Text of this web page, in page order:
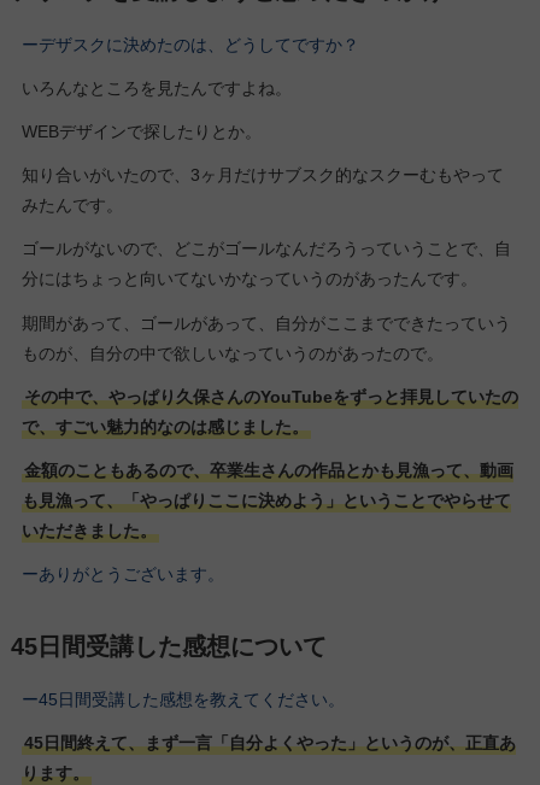
ーデザスクに決めたのは、どうしてですか？
いろんなところを見たんですよね。
WEBデザインで探したりとか。
知り合いがいたので、3ヶ月だけサブスク的なスクーむもやって
みたんです。
ゴールがないので、どこがゴールなんだろうっていうことで、自
分にはちょっと向いてないかなっていうのがあったんです。
期間があって、ゴールがあって、自分がここまでできたっていう
ものが、自分の中で欲しいなっていうのがあったので。
その中で、やっぱり久保さんのYouTubeをずっと拝見していたの
で、すごい魅力的なのは感じました。
金額のこともあるので、卒業生さんの作品とかも見漁って、動画
も見漁って、「やっぱりここに決めよう」ということでやらせて
いただきました。
ーありがとうございます。
45日間受講した感想について
ー45日間受講した感想を教えてください。
45日間終えて、まず一言「自分よくやった」というのが、正直あ
ります。